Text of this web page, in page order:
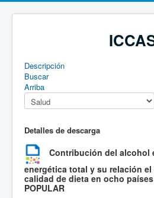
Descripción
Buscar
Arriba
Detalles de descarga
Contribución del alcohol
energética total y su relación
calidad de dieta en ocho
POPULAR